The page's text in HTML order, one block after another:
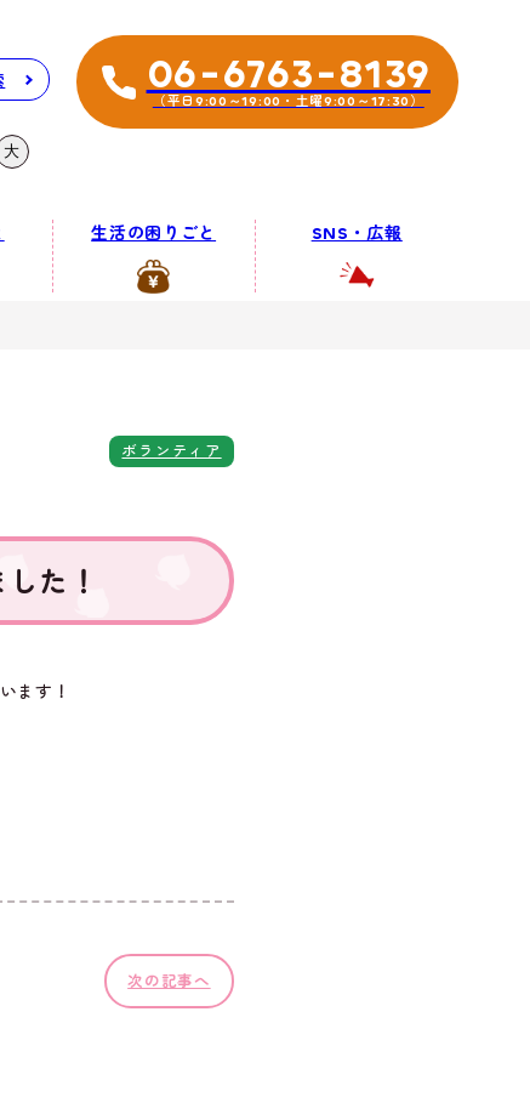
大
06-6763-8139
（平日9:00～19:00・土曜9:00～17:30）
生活の困りごと SNS・広報
ボランティア
た！
ます！
次の記事へ